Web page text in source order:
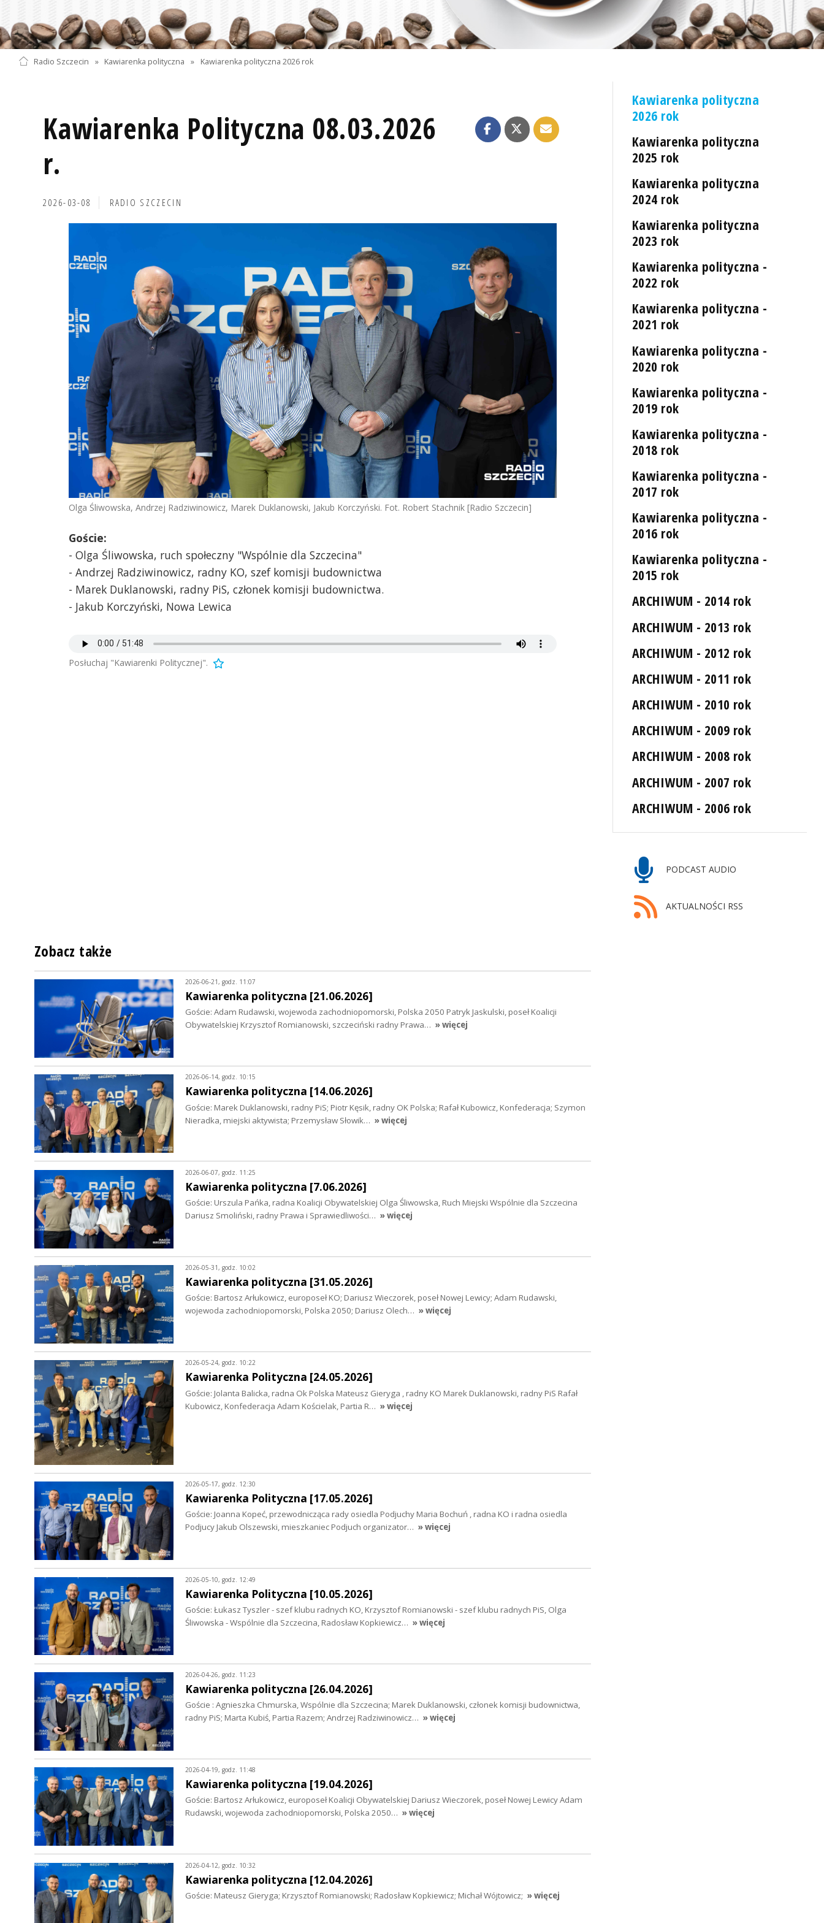
Radio Szczecin » Kawiarenka polityczna » Kawiarenka polityczna 2026 rok
Kawiarenka Polityczna 08.03.2026
r.
2026-03-08 RADIO SZCZECIN
Olga Śliwowska, Andrzej Radziwinowicz, Marek Duklanowski, Jakub Korczyński. Fot. Robert Stachnik [Radio Szczecin]
Goście:
- Olga Śliwowska, ruch społeczny "Wspólnie dla Szczecina"
- Andrzej Radziwinowicz, radny KO, szef komisji budownictwa
- Marek Duklanowski, radny PiS, członek komisji budownictwa.
- Jakub Korczyński, Nowa Lewica
Posłuchaj "Kawiarenki Politycznej".
Kawiarenka polityczna
2026 rok
Kawiarenka polityczna
2025 rok
Kawiarenka polityczna
2024 rok
Kawiarenka polityczna
2023 rok
Kawiarenka polityczna -
2022 rok
Kawiarenka polityczna -
2021 rok
Kawiarenka polityczna -
2020 rok
Kawiarenka polityczna -
2019 rok
Kawiarenka polityczna -
2018 rok
Kawiarenka polityczna -
2017 rok
Kawiarenka polityczna -
2016 rok
Kawiarenka polityczna -
2015 rok
ARCHIWUM - 2014 rok
ARCHIWUM - 2013 rok
ARCHIWUM - 2012 rok
ARCHIWUM - 2011 rok
ARCHIWUM - 2010 rok
ARCHIWUM - 2009 rok
ARCHIWUM - 2008 rok
ARCHIWUM - 2007 rok
ARCHIWUM - 2006 rok
PODCAST AUDIO
AKTUALNOŚCI RSS
Zobacz także
2026-06-21, godz. 11:07
Kawiarenka polityczna [21.06.2026]
Goście: Adam Rudawski, wojewoda zachodniopomorski, Polska 2050 Patryk Jaskulski, poseł Koalicji
Obywatelskiej Krzysztof Romianowski, szczeciński radny Prawa… » więcej
2026-06-14, godz. 10:15
Kawiarenka polityczna [14.06.2026]
Goście: Marek Duklanowski, radny PiS; Piotr Kęsik, radny OK Polska; Rafał Kubowicz, Konfederacja; Szymon
Nieradka, miejski aktywista; Przemysław Słowik… » więcej
2026-06-07, godz. 11:25
Kawiarenka polityczna [7.06.2026]
Goście: Urszula Pańka, radna Koalicji Obywatelskiej Olga Śliwowska, Ruch Miejski Wspólnie dla Szczecina
Dariusz Smoliński, radny Prawa i Sprawiedliwości… » więcej
2026-05-31, godz. 10:02
Kawiarenka polityczna [31.05.2026]
Goście: Bartosz Arłukowicz, europoseł KO; Dariusz Wieczorek, poseł Nowej Lewicy; Adam Rudawski,
wojewoda zachodniopomorski, Polska 2050; Dariusz Olech… » więcej
2026-05-24, godz. 10:22
Kawiarenka Polityczna [24.05.2026]
Goście: Jolanta Balicka, radna Ok Polska Mateusz Gieryga , radny KO Marek Duklanowski, radny PiS Rafał
Kubowicz, Konfederacja Adam Kościelak, Partia R… » więcej
2026-05-17, godz. 12:30
Kawiarenka Polityczna [17.05.2026]
Goście: Joanna Kopeć, przewodnicząca rady osiedla Podjuchy Maria Bochuń , radna KO i radna osiedla
Podjucy Jakub Olszewski, mieszkaniec Podjuch organizator… » więcej
2026-05-10, godz. 12:49
Kawiarenka Polityczna [10.05.2026]
Goście: Łukasz Tyszler - szef klubu radnych KO, Krzysztof Romianowski - szef klubu radnych PiS, Olga
Śliwowska - Wspólnie dla Szczecina, Radosław Kopkiewicz… » więcej
2026-04-26, godz. 11:23
Kawiarenka polityczna [26.04.2026]
Goście : Agnieszka Chmurska, Wspólnie dla Szczecina; Marek Duklanowski, członek komisji budownictwa,
radny PiS; Marta Kubiś, Partia Razem; Andrzej Radziwinowicz… » więcej
2026-04-19, godz. 11:48
Kawiarenka polityczna [19.04.2026]
Goście: Bartosz Arłukowicz, europoseł Koalicji Obywatelskiej Dariusz Wieczorek, poseł Nowej Lewicy Adam
Rudawski, wojewoda zachodniopomorski, Polska 2050… » więcej
2026-04-12, godz. 10:32
Kawiarenka polityczna [12.04.2026]
Goście: Mateusz Gieryga; Krzysztof Romianowski; Radosław Kopkiewicz; Michał Wójtowicz; » więcej